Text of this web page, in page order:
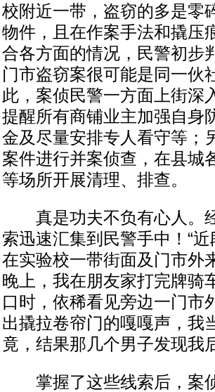
校附近一带，盗窃的多是零
物件，且在作案手法和撬压
合各方面的情况，民警初步
门市盗窃案很可能是同一伙
此，案侦民警一方面上街深
提醒所有商铺业主加强自身
金及尽量安排专人看守等；
案件进行并案侦查，在县城
等场所开展清理、排查。
真是功夫不负有心人。
索迅速汇集到民警手中！“
在实验校一带街面及门市
晚上，我在朋友家打完牌骑
口时，依稀看见旁边一门市
出撬拉卷帘门的嘎嘎声，我
竟，结果那几个男子发现
掌握了这些线索后，案